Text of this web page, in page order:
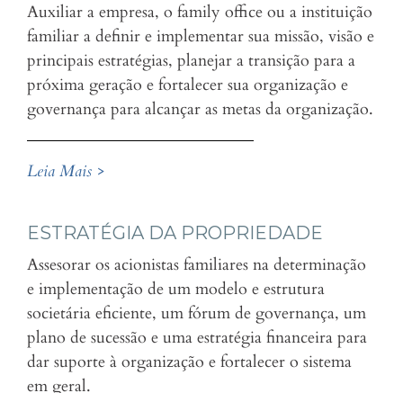
Auxiliar a empresa, o family office ou a instituição
familiar a definir e implementar sua missão, visão e
principais estratégias, planejar a transição para a
próxima geração e fortalecer sua organização e
governança para alcançar as metas da organização.
Leia Mais >
ESTRATÉGIA DA PROPRIEDADE
Assesorar os acionistas familiares na determinação
e implementação de um modelo e estrutura
societária eficiente, um fórum de governança, um
plano de sucessão e uma estratégia financeira para
dar suporte à organização e fortalecer o sistema
em geral.